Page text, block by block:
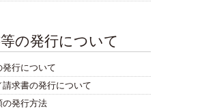
の発行について
発行について
請求書の発行について
の発行方法